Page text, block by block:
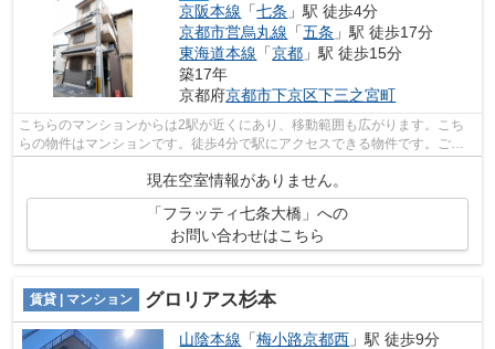
京阪本線 「七条 」駅 徒歩4分
京都市営烏丸線 「五条 」駅 徒歩17分
東海道本線 「京都 」駅 徒歩15分
築17年
京都府京都市下京区下三之宮町
こちらのマンションからは2駅が近くにあり、移動範囲も広がります。こち
らの物件はマンションです。徒歩4分で駅にアクセスできる物件です。ご希
現在空室情報がありません。
「フラッティ七条大橋」への
お問い合わせはこちら
賃貸 | マンション グロリアス杉本
山陰本線 「梅小路京都西 」駅 徒歩9分